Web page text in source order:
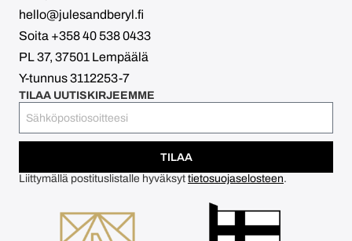
hello@julesandberyl.fi
Soita +358 40 538 0433
PL 37, 37501 Lempäälä
Y-tunnus 3112253-7
TILAA UUTISKIRJEEMME
TILAA
Liittymällä postituslistalle hyväksyt tietosuojaselosteen.